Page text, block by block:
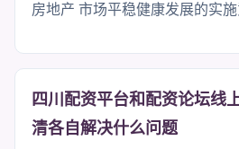
房地产 市场平稳健康发展的实施
四川配资平台和配资论坛线
清各自解决什么问题